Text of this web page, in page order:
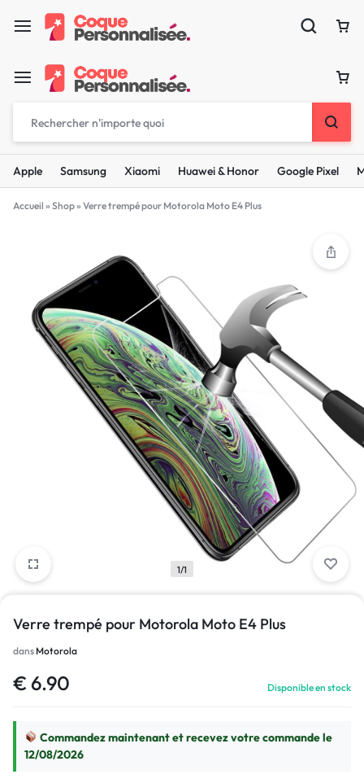
Apple Samsung Xiaomi Huawei & Honor Google Pixel
Accueil » Shop» Verre trempé pour Motorola Moto E4 Plus
1/1
Verre trempé pour Motorola Moto E4 Plus
dans Motorola
€ 6.90 Disponible en stock
Commandez maintenant et recevez votre commande le
12/08/2026